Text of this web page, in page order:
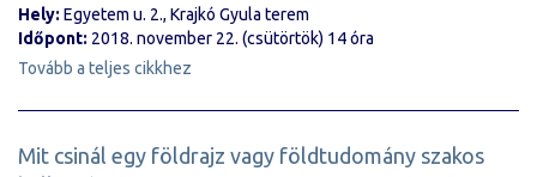
Hely: Egyetem u. 2., Krajkó Gyula terem
Időpont: 2018. november 22. (csütörtök) 14 óra
Tovább a teljes cikkhez
Mit csinál egy földrajz vagy földtudomány szakos